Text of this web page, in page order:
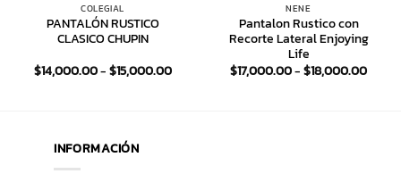
COLEGIAL
PANTALÓN RUSTICO
CLASICO CHUPIN
$14,000.00- $15,000.00Rango
de
NENE
Pantalon Rustico con
Recorte Lateral Enjoying
Life
$17,000.00- $18,000.00Rango
INFORMACIÓN